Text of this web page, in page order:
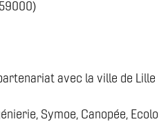
avec la ville de Lille
Symoe, Canopée,